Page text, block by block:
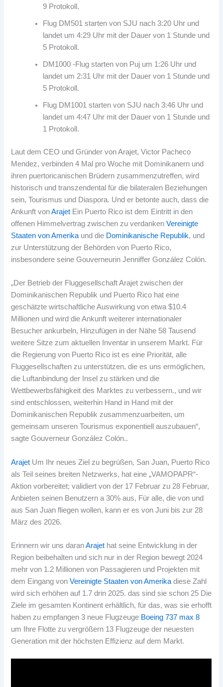
9 Protokoll.
Flug DM501 starten von SJU nach 3:20 Uhr und
landet um 4:29 Uhr mit der Dauer von 1 Stunde und
5 Protokoll.
DM1000 -Flug starten von Puj um 1:26 Uhr und
landet um 2:31 Uhr mit der Dauer von 1 Stunde und
5 Protokoll.
Flug DM1001 starten von SJU nach 3:46 Uhr und
landet um 4:47 Uhr mit der Dauer von 1 Stunde und
1 Protokoll.
Laut dem CEO und Gründer von Arajet, Victor Pacheco
Mendez, verbinden 4 Mal pro Woche mit Dominikanern und
ihren puertoricanischen Brüdern zusammenzutreffen, wird
historisch und transzendental für die bilateralen Beziehungen
sein, Tourismus und Diaspora. Und er betonte auch, dass die
Ankunft vonArajet Ein Puerto Rico ist dem Eintritt in den
offenen Himmelvertrag zwischen zu verdankenVereinigte
Staaten von Amerika und die Dominikanische Republik, und
zur Unterstützung der Behörden von Puerto Rico,
insbesondere seine Gouverneurin Jenniffer González Colón.
„Der Betrieb der Fluggesellschaft Arajet zwischen der
Dominikanischen Republik und Puerto Rico hat eine
geschätzte wirtschaftliche Auswirkung von etwa $10.4
Millionen und wird die Ankunft weiterer internationaler
Besucher ankurbeln, Hinzufügen in der Nähe 58 Tausend
weitere Sitze zum aktuellen Inventar in unserem Markt. Für
die Regierung von Puerto Rico ist es eine Priorität, alle
Fluggesellschaften zu unterstützen, die es uns ermöglichen,
die Luftanbindung der Insel zu stärken und die
Wettbewerbsfähigkeit des Marktes zu verbessern., und wir
sind entschlossen, weiterhin Hand in Hand mit der
Dominikanischen Republik zusammenzuarbeiten, um
gemeinsam unseren Tourismus exponentiell auszubauen“,
sagte Gouverneur González Colón..
Arajet Um Ihr neues Ziel zu begrüßen, San Juan, Puerto Rico
als Teil seines breiten Netzwerks, hat eine „VAMOPAPR“-
Aktion vorbereitet; validiert von der 17 Februar zu 28 Februar,
Anbieten seinen Benutzern a 30% aus, Für alle, die von und
aus San Juan fliegen wollen, kann er es von Juni bis zur 28
März des 2026.
Erinnern wir uns daranArajet hat seine Entwicklung in der
Region beibehalten und sich nur in der Region bewegt 2024
mehr von 1.2 Millionen von Passagieren und Projekten mit
dem Eingang vonVereinigte Staaten von Amerika diese Zahl
wird sich erhöhen auf 1.7 drin 2025. das sind sie schon 25 Die
Ziele im gesamten Kontinent erhältlich, für das, was sie erhofft
haben zu empfangen 3 neue Flugzeuge Boeing 737 max 8
um Ihre Flotte zu vergrößern 13 Flugzeuge der neuesten
Generation mit der höchsten Effizienz auf dem Markt.